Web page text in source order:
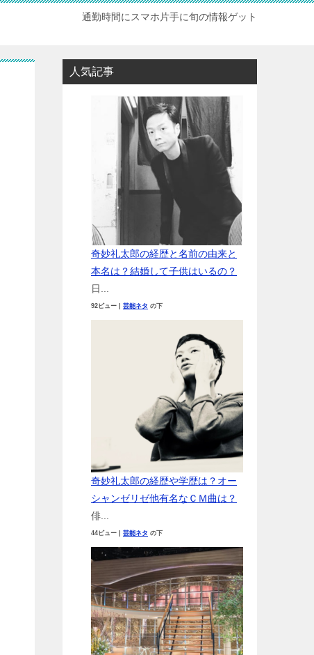
通勤時間にスマホ片手に旬の情報ゲット
人気記事
奇妙礼太郎の経歴と名前の由来と
本名は？結婚して子供はいるの？
日...
92ビュー 芸能ネタ の下
奇妙礼太郎の経歴や学歴は？オー
シャンゼリゼ他有名なＣＭ曲は？
俳...
44ビュー 芸能ネタ の下